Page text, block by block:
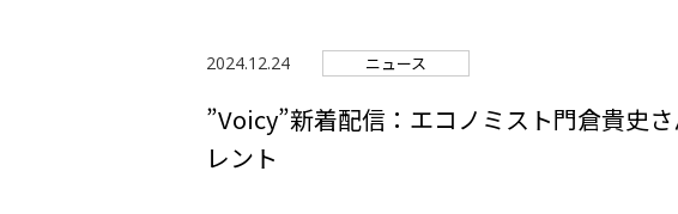
2024.12.24 ニュース
”Voicy”新着配信：エコノミスト門倉貴史
レント